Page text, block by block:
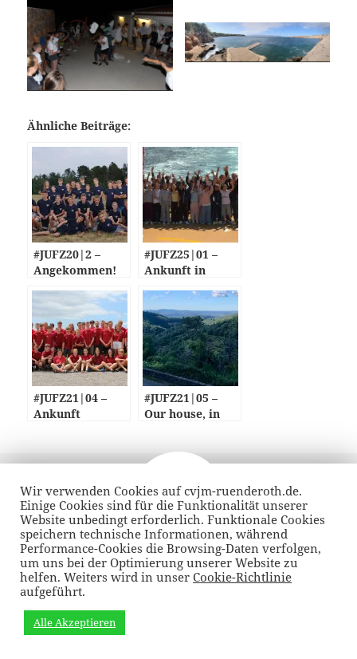
Ähnliche Beiträge:
#JUFZ20|2 –
Angekommen!
#JUFZ25|01 –
Ankunft in
#JUFZ21|04 –
Ankunft
#JUFZ21|05 –
Our house, in
am
Beitragsnavigation
VORHERIGER
Vorheriger
Beitrag:
#JUFZ19|02 – Bully ist gepackt
NÄCHSTER
Nächster
Beitrag:
#JUFZ19|04 – Werwölfe von Düsterwald
Datenschutzrichtlinie
Wir verwenden Cookies auf cvjm-ruenderoth.de.
Einige Cookies sind für die Funktionalität unserer
Website unbedingt erforderlich. Funktionale Cookies
speichern technische Informationen, während
Performance-Cookies die Browsing-Daten verfolgen,
um uns bei der Optimierung unserer Website zu
helfen. Weiters wird in unser Cookie-Richtlinie
aufgeführt.
Alle Akzeptieren